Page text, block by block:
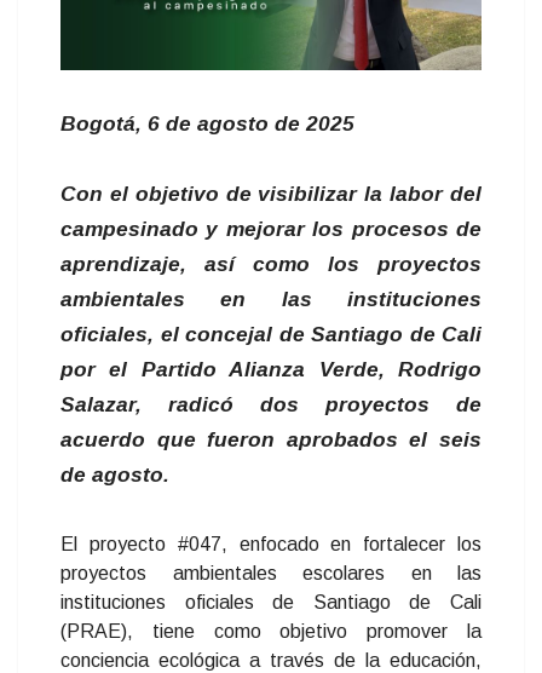
Bogotá, 6 de agosto de 2025
Con el objetivo de visibilizar la labor del
campesinado y mejorar los procesos de
aprendizaje, así como los proyectos
ambientales en las instituciones
oficiales, el concejal de Santiago de Cali
por el Partido Alianza Verde, Rodrigo
Salazar, radicó dos proyectos de
acuerdo que fueron aprobados el seis
de agosto.
El proyecto #047, enfocado en fortalecer los
proyectos ambientales escolares en las
instituciones oficiales de Santiago de Cali
(PRAE), tiene como objetivo promover la
conciencia ecológica a través de la educación,